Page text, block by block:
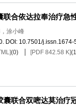
联合依达拉奉治疗急
涂小峰
DOI: 10.7501/
(0) [PDF 842.58 K](
囊联合双嘧达莫治疗